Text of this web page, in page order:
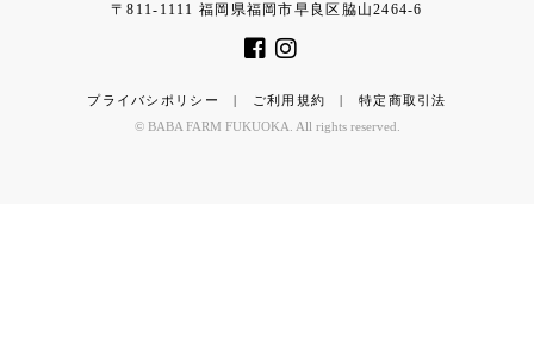
〒811-1111 福岡県福岡市早良区脇山2464-6
プライバシポリシー | ご利用規約 | 特定商取引法
© BABA FARM FUKUOKA. All rights reserved.